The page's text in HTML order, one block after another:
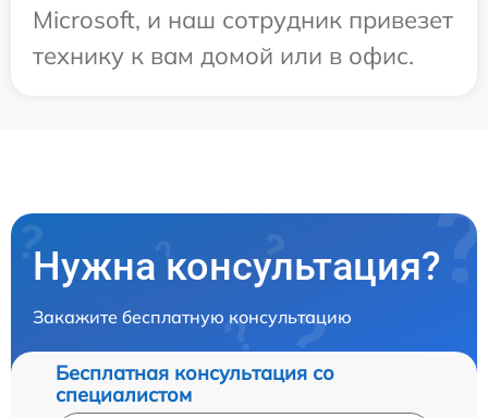
Microsoft, и наш сотрудник привезет
технику к вам домой или в офис.
Нужна консультация?
Закажите бесплатную консультацию
Бесплатная консультация со
специалистом